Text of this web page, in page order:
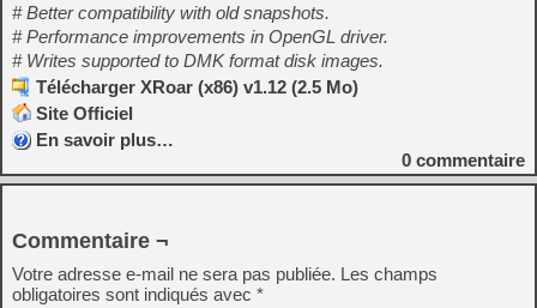
# Better compatibility with old snapshots.
# Performance improvements in OpenGL driver.
# Writes supported to DMK format disk images.
Télécharger XRoar (x86) v1.12 (2.5 Mo)
Site Officiel
En savoir plus…
0 commentaire
Commentaire ¬
Votre adresse e-mail ne sera pas publiée. Les champs
obligatoires sont indiqués avec *